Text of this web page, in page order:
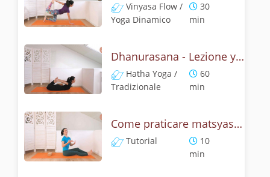
Vinyasa Flow /
Yoga Dinamico
30
min
Dhanurasana - Lezione yoga con la storia dell'arco
Hatha Yoga /
Tradizionale
60
min
Come praticare matsyasana, la posizione del pesce? Tutorial
Tutorial
10
min